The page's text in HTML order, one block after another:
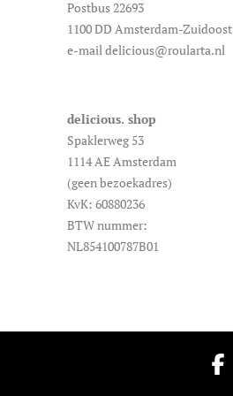
Postbus 22693
1100 DD Amsterdam-Zuidoost
e-mail delicious@roularta.nl
delicious. shop
Spaklerweg 53
1114 AE Amsterdam
(geen bezoekadres)
KvK: 60880236
BTW nummer:
NL854100787B01